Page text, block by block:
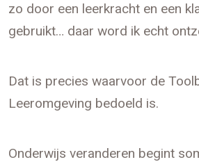
zo door een leerkracht en een
gebruikt… daar word ik echt
Dat is precies waarvoor de
Leeromgeving bedoeld is.
Onderwijs veranderen begint